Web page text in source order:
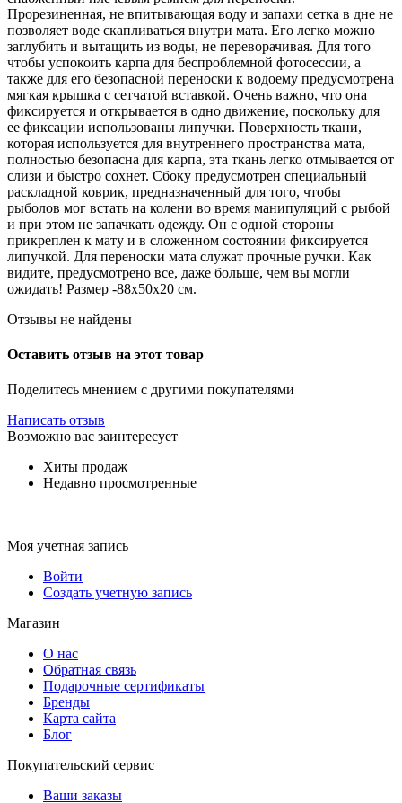
Прорезиненная, не впитывающая воду и запахи сетка в дне не
позволяет воде скапливаться внутри мата. Его легко можно
заглубить и вытащить из воды, не переворачивая. Для того
чтобы успокоить карпа для беспроблемной фотосессии, а
также для его безопасной переноски к водоему предусмотрена
мягкая крышка с сетчатой вставкой. Очень важно, что она
фиксируется и открывается в одно движение, поскольку для
ее фиксации использованы липучки. Поверхность ткани,
которая используется для внутреннего пространства мата,
полностью безопасна для карпа, эта ткань легко отмывается от
слизи и быстро сохнет. Сбоку предусмотрен специальный
раскладной коврик, предназначенный для того, чтобы
рыболов мог встать на колени во время манипуляций с рыбой
и при этом не запачкать одежду. Он с одной стороны
прикреплен к мату и в сложенном состоянии фиксируется
липучкой. Для переноски мата служат прочные ручки. Как
видите, предусмотрено все, даже больше, чем вы могли
ожидать! Размер -88x50x20 см.
Отзывы не найдены
Оставить отзыв на этот товар
Поделитесь мнением с другими покупателями
Написать отзыв
Возможно вас заинтересует
Хиты продаж
Недавно просмотренные
Моя учетная запись
Войти
Создать учетную запись
Магазин
О нас
Обратная связь
Подарочные сертификаты
Бренды
Карта сайта
Блог
Покупательский сервис
Ваши заказы